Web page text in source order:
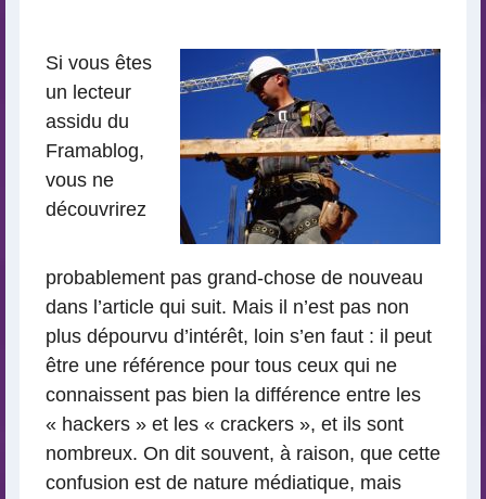
Si vous êtes
un lecteur
assidu du
Framablog,
vous ne
découvrirez
probablement pas grand-chose de nouveau
dans l’article qui suit. Mais il n’est pas non
plus dépourvu d’intérêt, loin s’en faut : il peut
être une référence pour tous ceux qui ne
connaissent pas bien la différence entre les
« hackers » et les « crackers », et ils sont
nombreux. On dit souvent, à raison, que cette
confusion est de nature médiatique, mais